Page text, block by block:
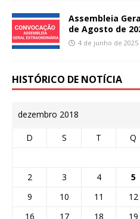
Assembleia
de Agosto de
4 de junho de 2025
HISTÓRICO DE NOTÍCIA
dezembro 2018
D S T Q
2
3 4 5
9
10 11 12
16
17 18 19